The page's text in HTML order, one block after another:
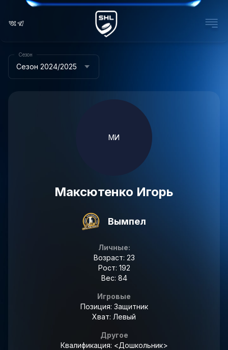
Сезон 2024/2025
Сезон
МИ
Максютенко Игорь
Вымпел
Личные:
Возраст: 23
Рост: 192
Вес: 84
Игровые
Позиция: Защитник
Хват: Левый
Другое
Квалификация: <Дошкольник>